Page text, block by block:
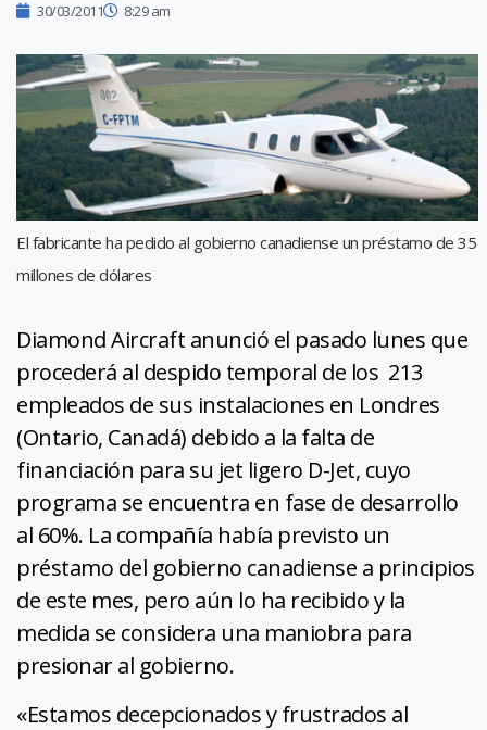
30/03/2011 8:29 am
El fabricante ha pedido al gobierno canadiense un préstamo de 35
millones de dólares
Diamond Aircraft anunció el pasado lunes que
procederá al despido temporal de los 213
empleados de sus instalaciones en Londres
(Ontario, Canadá) debido a la falta de
financiación para su jet ligero D-Jet, cuyo
programa se encuentra en fase de desarrollo
al 60%. La compañía había previsto un
préstamo del gobierno canadiense a principios
de este mes, pero aún lo ha recibido y la
medida se considera una maniobra para
presionar al gobierno.
«Estamos decepcionados y frustrados al